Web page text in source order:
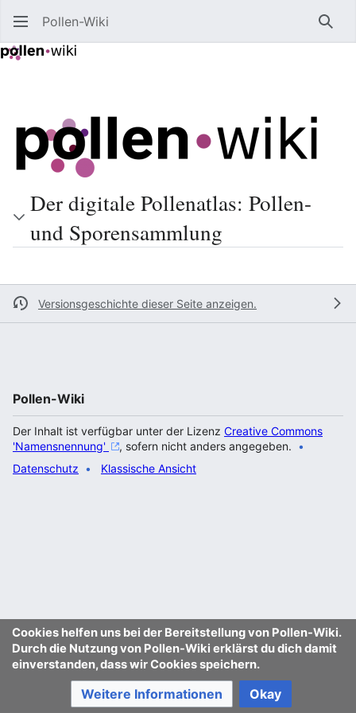
Pollen-Wiki
Der digitale Pollenatlas: Pollen-
und Sporensammlung
Versionsgeschichte dieser Seite anzeigen.
Cookies helfen uns bei der Bereitstellung von Pollen-Wiki.
Durch die Nutzung von Pollen-Wiki erklärst du dich damit
einverstanden, dass wir Cookies speichern.
Weitere Informationen Okay
Pollen-Wiki
Der Inhalt ist verfügbar unter der Lizenz Creative Commons
'Namensnennung'
, sofern nicht anders angegeben.
Datenschutz
Klassische Ansicht